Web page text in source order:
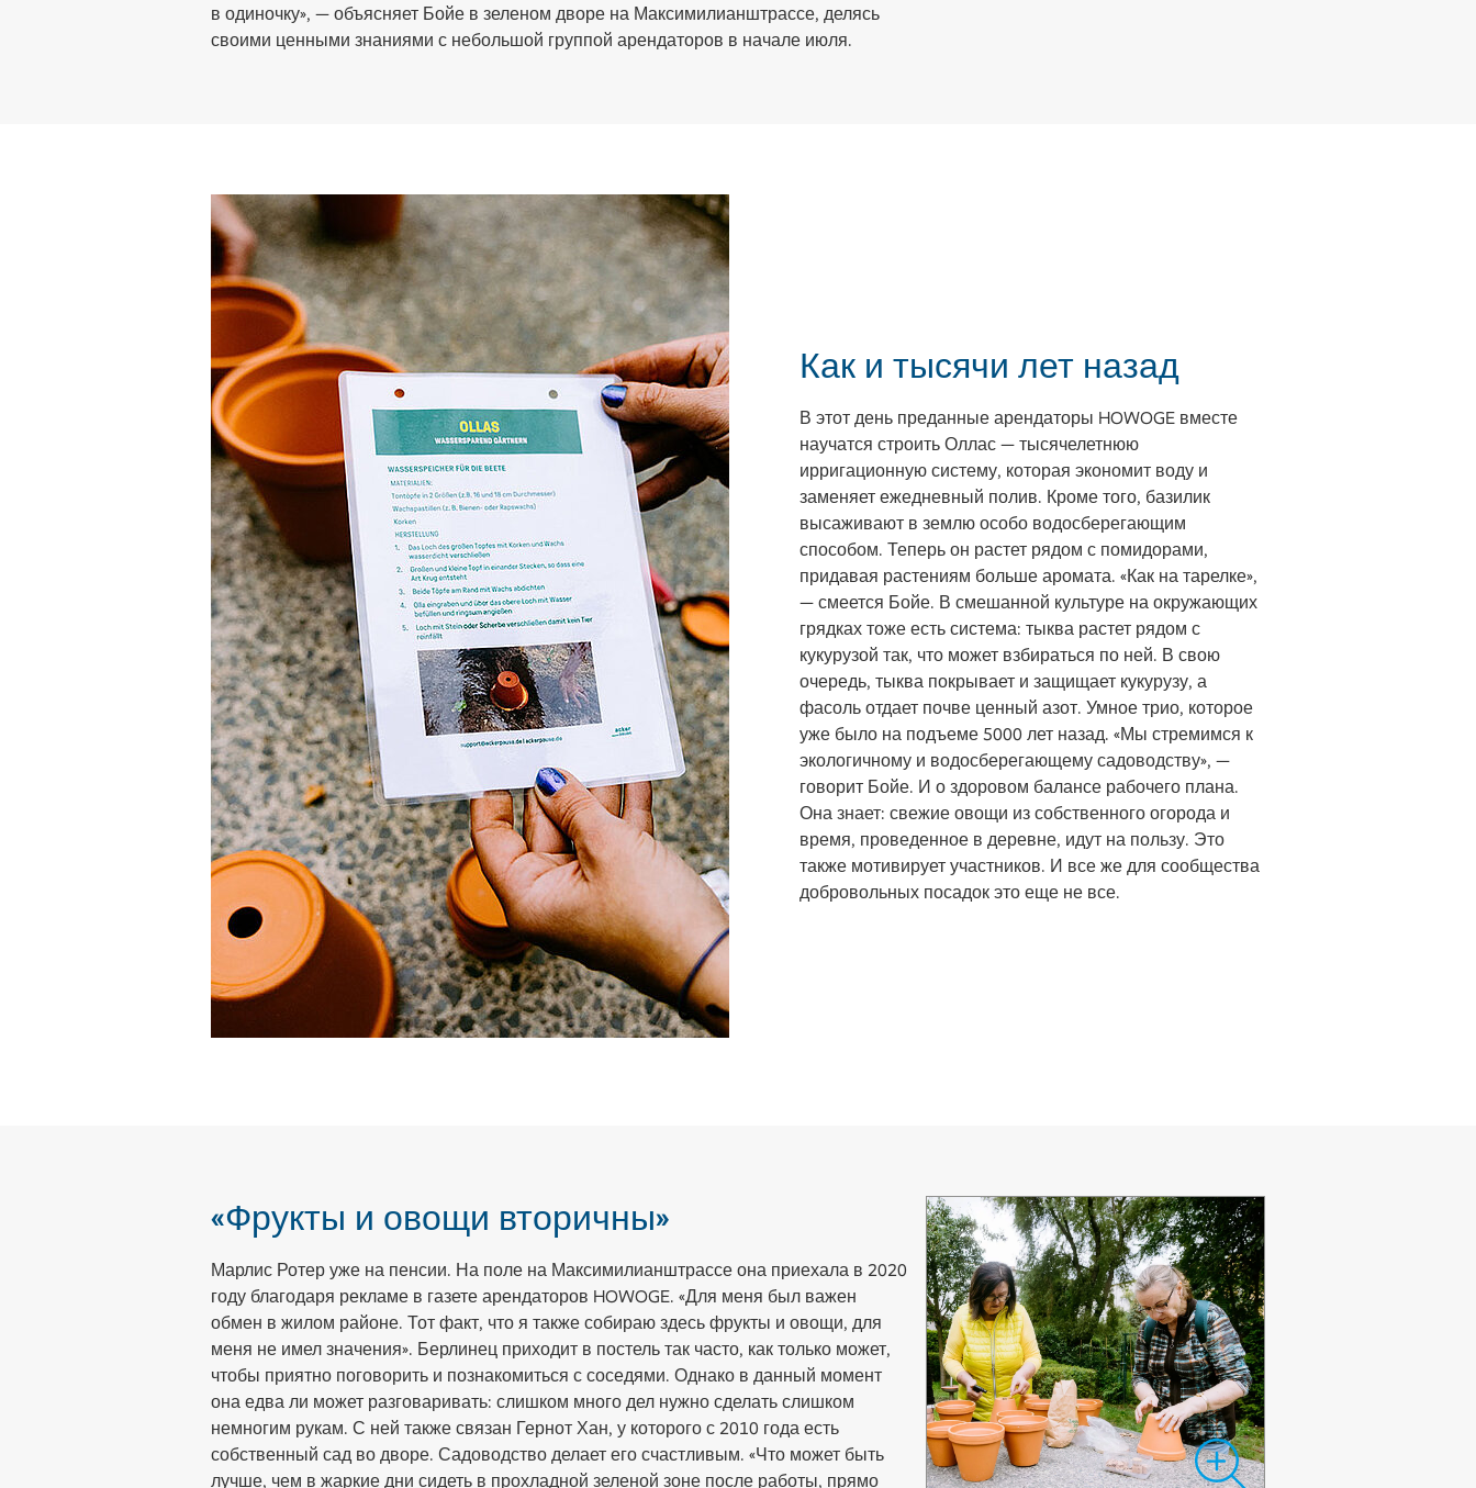
в одиночку», — объясняет Бойе в зеленом дворе на Максимилианштрассе, делясь
своими ценными знаниями с небольшой группой арендаторов в начале июля.
Как и тысячи лет назад
В этот день преданные арендаторы HOWOGE вместе
научатся строить Оллас — тысячелетнюю
ирригационную систему, которая экономит воду и
заменяет ежедневный полив. Кроме того, базилик
высаживают в землю особо водосберегающим
способом. Теперь он растет рядом с помидорами,
придавая растениям больше аромата. «Как на тарелке»,
— смеется Бойе. В смешанной культуре на окружающих
грядках тоже есть система: тыква растет рядом с
кукурузой так, что может взбираться по ней. В свою
очередь, тыква покрывает и защищает кукурузу, а
фасоль отдает почве ценный азот. Умное трио, которое
уже было на подъеме 5000 лет назад. «Мы стремимся к
экологичному и водосберегающему садоводству», —
говорит Бойе. И о здоровом балансе рабочего плана.
Она знает: свежие овощи из собственного огорода и
время, проведенное в деревне, идут на пользу. Это
также мотивирует участников. И все же для сообщества
добровольных посадок это еще не все.
«Фрукты и овощи вторичны»
Марлис Ротер уже на пенсии. На поле на Максимилианштрассе она приехала в 2020
году благодаря рекламе в газете арендаторов HOWOGE. «Для меня был важен
обмен в жилом районе. Тот факт, что я также собираю здесь фрукты и овощи, для
меня не имел значения». Берлинец приходит в постель так часто, как только может,
чтобы приятно поговорить и познакомиться с соседями. Однако в данный момент
она едва ли может разговаривать: слишком много дел нужно сделать слишком
немногим рукам. С ней также связан Гернот Хан, у которого с 2010 года есть
собственный сад во дворе. Садоводство делает его счастливым. «Что может быть
лучше, чем в жаркие дни сидеть в прохладной зеленой зоне после работы, прямо